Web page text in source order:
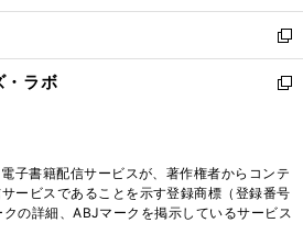
開
く
ウ
で
開
く
ン
ド
ウ
で
ウ
ィ
ン
ド
く
新
し
い
ド
ウ
で
・ラボ
新
ィ
ン
子書籍配信サービスが、著作権者からコンテ
ービスであることを示す登録商標（登録番号
の詳細、ABJマークを掲示しているサービス